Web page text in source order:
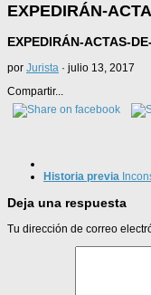
EXPEDIRÁN-
EXPEDIRÁN-ACTAS-
por Jurista · julio 13, 2017
Compartir...
Historia previa
Deja una respuesta
Tu dirección de correo